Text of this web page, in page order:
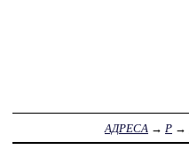
АДРЕСА → Р →